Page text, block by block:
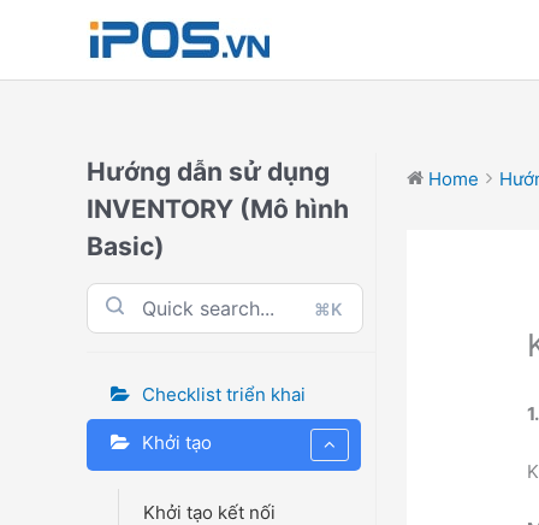
Hướng dẫn sử dụng
INVENTORY (Mô hình
Basic)
⌘K
Checklist triển khai
Khởi tạo
Khởi tạo kết nối
Home